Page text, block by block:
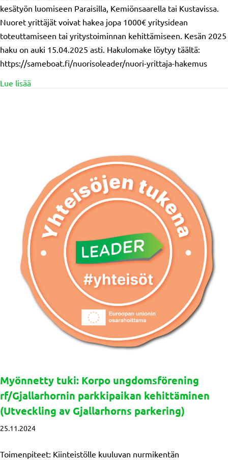
kesätyön luomiseen Paraisilla, Kemiönsaarella tai Kustavissa.
Nuoret yrittäjät voivat hakea jopa 1000€ yritysidean
toteuttamiseen tai yritystoiminnan kehittämiseen. Kesän 2025
haku on auki 15.04.2025 asti. Hakulomake löytyy täältä:
https://sameboat.fi/nuorisoleader/nuori-yrittaja-hakemus
Lue lisääabout Nuori Yrittäjä-haku auki 15.4.2025 asti
Myönnetty tuki: Korpo ungdomsförening
rf/Gjallarhornin parkkipaikan kehittäminen
(Utveckling av Gjallarhorns parkering)
25.11.2024
Toimenpiteet: Kiinteistölle kuuluvan nurmikentän